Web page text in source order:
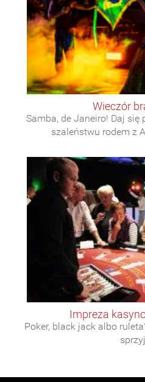
wieczór
Samba, de Janeiro! Daj się
szaleństwu rodem z
impreza
Poker, black jack albo